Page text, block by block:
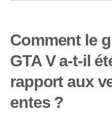
Comment le
GTA V a-t-il
rapport aux
entes ?